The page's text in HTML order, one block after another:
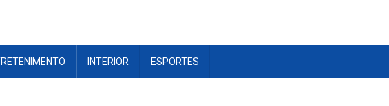
INTERIOR ESPORTES